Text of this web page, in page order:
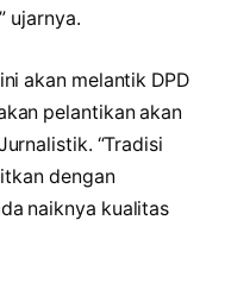
ujarnya.
akan melantik DPD
pelantikan akan
“Tradisi
dengan
naiknya kualitas